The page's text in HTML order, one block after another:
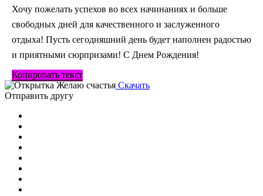
Хочу пожелать успехов во всех начинаниях и больше
свободных дней для качественного и заслуженного
отдыха! Пусть сегодняшний день будет наполнен радостью
и приятными сюрпризами! С Днем Рождения!
Копировать текст
Скачать
Отправить другу